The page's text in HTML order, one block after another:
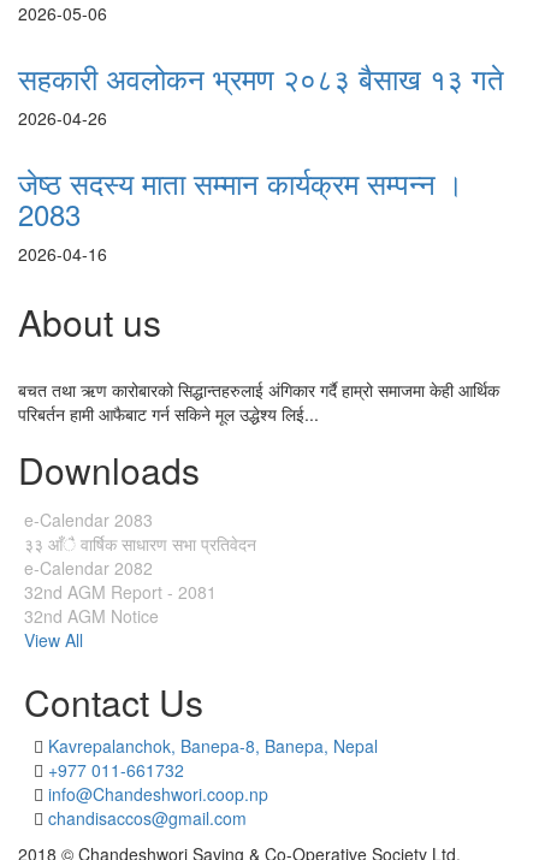
2026-05-06
सहकारी अवलोकन भ्रमण २०८३ बैसाख १३ गते
2026-04-26
जेष्ठ सदस्य माता सम्मान कार्यक्रम सम्पन्न ।
2083
2026-04-16
About us
बचत तथा ऋण कारोबारको सिद्धान्तहरुलाई अंगिकार गर्दै हाम्रो समाजमा केही आर्थिक
परिबर्तन हामी आफैबाट गर्न सकिने मूल उद्धेश्य लिई...
Downloads
e-Calendar 2083
३३ आँै वार्षिक साधारण सभा प्रतिवेदन
e-Calendar 2082
32nd AGM Report - 2081
32nd AGM Notice
View All
Contact Us
Kavrepalanchok, Banepa-8, Banepa, Nepal
+977 011-661732
info@Chandeshwori.coop.np
chandisaccos@gmail.com
2018 © Chandeshwori Saving & Co-Operative Society Ltd.